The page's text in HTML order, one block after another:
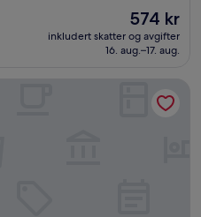
Prisen
er
574 kr
574 kr
inkludert skatter og avgifter
16. aug.–17. aug.